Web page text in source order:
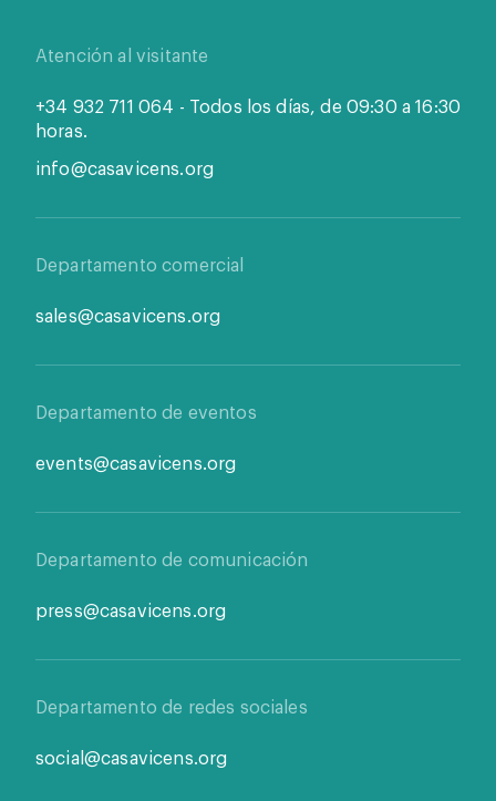
Atención al visitante
+34 932 711 064 - Todos los días, de 09:30 a 16:30
horas.
info@casavicens.org
Departamento comercial
sales@casavicens.org
Departamento de eventos
events@casavicens.org
Departamento de comunicación
press@casavicens.org
Departamento de redes sociales
social@casavicens.org